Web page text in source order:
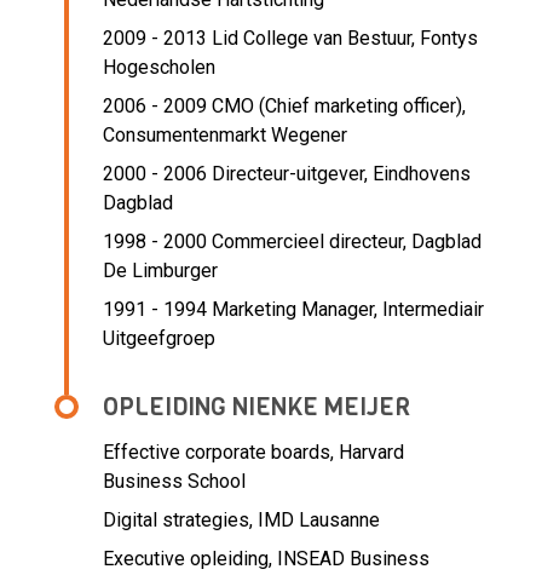
2009 - 2013 Lid College van Bestuur, Fontys
Hogescholen
2006 - 2009 CMO (Chief marketing officer),
Consumentenmarkt Wegener
2000 - 2006 Directeur-uitgever, Eindhovens
Dagblad
1998 - 2000 Commercieel directeur, Dagblad
De Limburger
1991 - 1994 Marketing Manager, Intermediair
Uitgeefgroep
OPLEIDING NIENKE MEIJER
Effective corporate boards, Harvard
Business School
Digital strategies, IMD Lausanne
Executive opleiding, INSEAD Business